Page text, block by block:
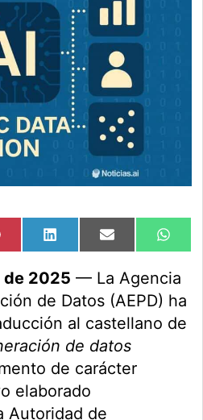
PinterestCompartir
en
LinkedInCompartir
en
Email
en
de 2025 — La Agencia
de Datos (AEPD) ha
al castellano de
de datos
de carácter
elaborado
Autoridad de